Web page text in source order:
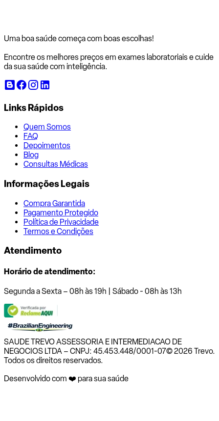
Uma boa saúde começa com boas escolhas!
Encontre os melhores preços em exames laboratoriais e cuide
da sua saúde com inteligência.
Links Rápidos
Quem Somos
FAQ
Depoimentos
Blog
Consultas Médicas
Informações Legais
Compra Garantida
Pagamento Protegido
Política de Privacidade
Termos e Condições
Atendimento
Horário de atendimento:
Segunda a Sexta – 08h às 19h | Sábado - 08h às 13h
SAUDE TREVO ASSESSORIA E INTERMEDIACAO DE
NEGOCIOS LTDA – CNPJ: 45.453.448/0001-07© 2026 Trevo.
Todos os direitos reservados.
Desenvolvido com ❤️ para sua saúde